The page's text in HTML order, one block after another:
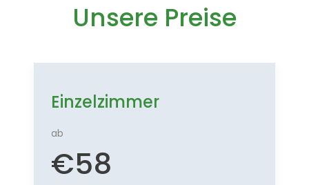
Unsere Preise
Einzelzimmer
ab
€58